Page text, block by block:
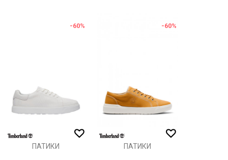
-60%
ПАТИКИ
-60%
ПАТИКИ